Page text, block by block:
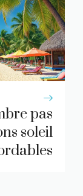
pas
soleil